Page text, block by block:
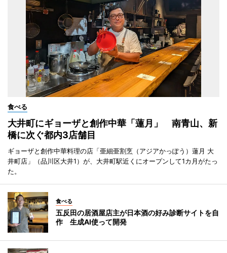
食べる
大井町にギョーザと創作中華「蓮月」 南青山、新
橋に次ぐ都内3店舗目
ギョーザと創作中華料理の店「亜細亜割烹（アジアかっぽう）蓮月 大
井町店」（品川区大井1）が、大井町駅近くにオープンして1カ月がたっ
た。
食べる
五反田の居酒屋店主が日本酒の好み診断サイトを自
作 生成AI使って開発